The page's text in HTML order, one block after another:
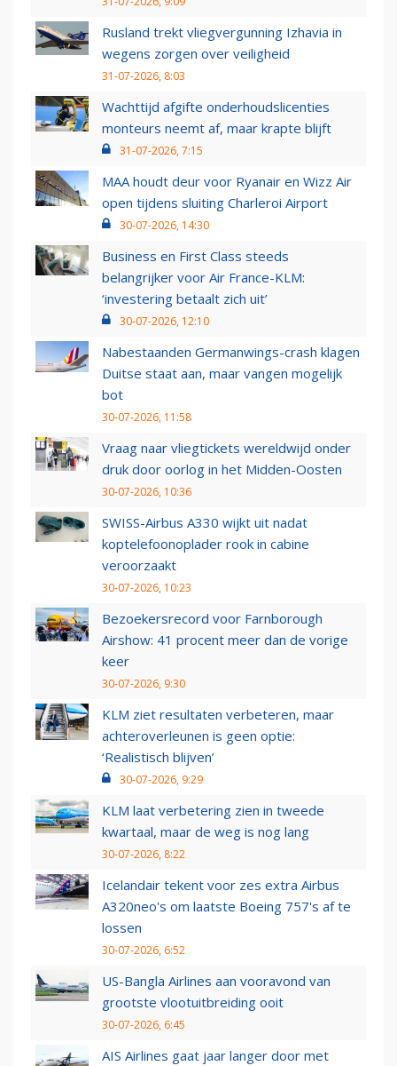
Rusland trekt vliegvergunning Izhavia in
wegens zorgen over veiligheid
31-07-2026, 8:03
Wachttijd afgifte onderhoudslicenties
monteurs neemt af, maar krapte blijft
31-07-2026, 7:15
MAA houdt deur voor Ryanair en Wizz Air
open tijdens sluiting Charleroi Airport
30-07-2026, 14:30
Business en First Class steeds
belangrijker voor Air France-KLM:
‘investering betaalt zich uit’
30-07-2026, 12:10
Nabestaanden Germanwings-crash klagen
Duitse staat aan, maar vangen mogelijk
bot
30-07-2026, 11:58
Vraag naar vliegtickets wereldwijd onder
druk door oorlog in het Midden-Oosten
30-07-2026, 10:36
SWISS-Airbus A330 wijkt uit nadat
koptelefoonoplader rook in cabine
veroorzaakt
30-07-2026, 10:23
Bezoekersrecord voor Farnborough
Airshow: 41 procent meer dan de vorige
keer
30-07-2026, 9:30
KLM ziet resultaten verbeteren, maar
achteroverleunen is geen optie:
‘Realistisch blijven’
30-07-2026, 9:29
KLM laat verbetering zien in tweede
kwartaal, maar de weg is nog lang
30-07-2026, 8:22
Icelandair tekent voor zes extra Airbus
A320neo's om laatste Boeing 757's af te
lossen
30-07-2026, 6:52
US-Bangla Airlines aan vooravond van
grootste vlootuitbreiding ooit
30-07-2026, 6:45
AIS Airlines gaat jaar langer door met